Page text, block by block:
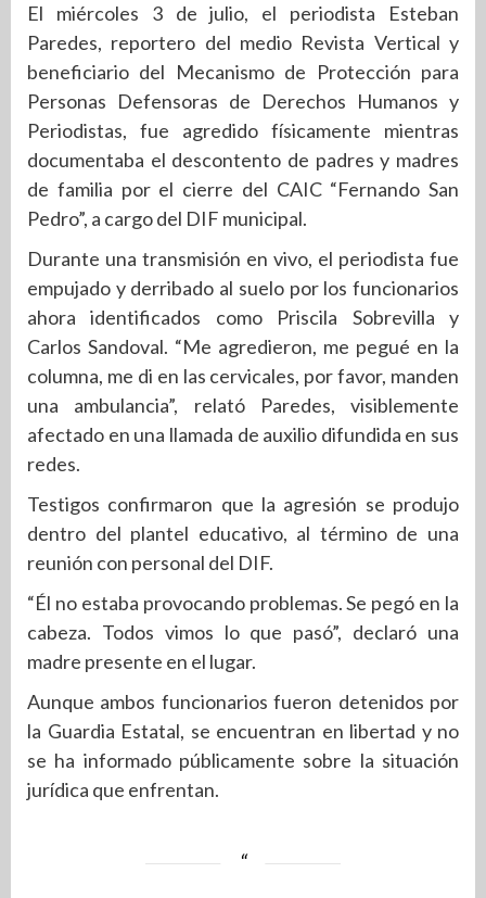
El miércoles 3 de julio, el periodista Esteban
Paredes, reportero del medio Revista Vertical y
beneficiario del Mecanismo de Protección para
Personas Defensoras de Derechos Humanos y
Periodistas, fue agredido físicamente mientras
documentaba el descontento de padres y madres
de familia por el cierre del CAIC “Fernando San
Pedro”, a cargo del DIF municipal.
Durante una transmisión en vivo, el periodista fue
empujado y derribado al suelo por los funcionarios
ahora identificados como Priscila Sobrevilla y
Carlos Sandoval. “Me agredieron, me pegué en la
columna, me di en las cervicales, por favor, manden
una ambulancia”, relató Paredes, visiblemente
afectado en una llamada de auxilio difundida en sus
redes.
Testigos confirmaron que la agresión se produjo
dentro del plantel educativo, al término de una
reunión con personal del DIF.
“Él no estaba provocando problemas. Se pegó en la
cabeza. Todos vimos lo que pasó”, declaró una
madre presente en el lugar.
Aunque ambos funcionarios fueron detenidos por
la Guardia Estatal, se encuentran en libertad y no
se ha informado públicamente sobre la situación
jurídica que enfrentan.